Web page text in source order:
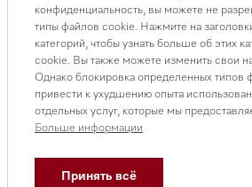
Другие
конфиденциальность, вы можете не
типы файлов cookie. Нажмите на
категорий, чтобы узнать больше об этих
cookie. Вы также можете изменить свои
Однако блокировка определенных типов
привести к ухудшению опыта
отдельных услуг, которые мы
Больше информации
Принять всё